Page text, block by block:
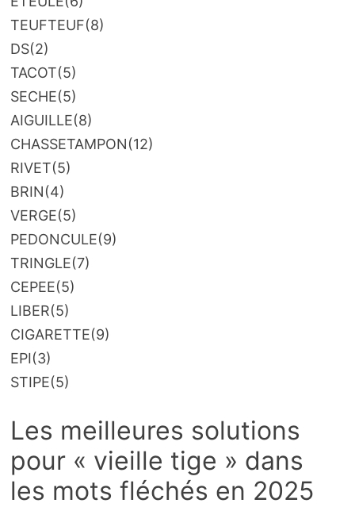
TEUFTEUF(8)
DS(2)
TACOT(5)
SECHE(5)
AIGUILLE(8)
CHASSETAMPON(12)
RIVET(5)
BRIN(4)
VERGE(5)
PEDONCULE(9)
TRINGLE(7)
CEPEE(5)
LIBER(5)
CIGARETTE(9)
EPI(3)
STIPE(5)
Les meilleures solutions
pour « vieille tige » dans
les mots fléchés en 2025